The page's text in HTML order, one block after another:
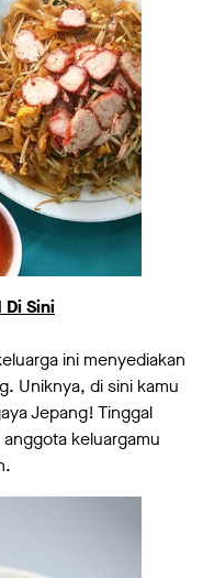
Di Sini
ini menyediakan
Uniknya, di sini kamu
Jepang! Tinggal
keluargamu